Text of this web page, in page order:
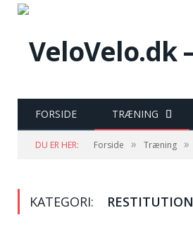
FORSIDE TRÆNING
DU ER HER: Forside » Træning »
KATEGORI: RESTITUTION